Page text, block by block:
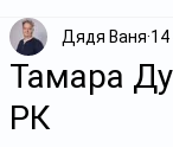
Тамара
РК
Дядя Ваня 14